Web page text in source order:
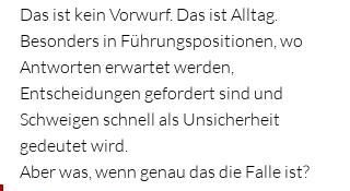
Das ist kein Vorwurf. Das ist Alltag.
Besonders in Führungspositionen, wo
Antworten erwartet werden,
Entscheidungen gefordert sind und
Schweigen schnell als Unsicherheit
gedeutet wird.
Aber was, wenn genau das die Falle ist?